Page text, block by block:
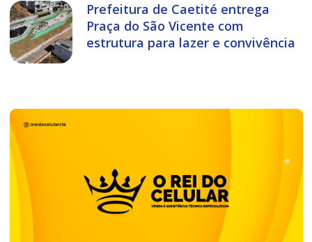
Prefeitura de Caetité entrega
Praça do São Vicente com
estrutura para lazer e convivência